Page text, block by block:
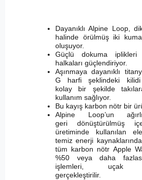
Dayanıklı Alpine Loop,
halinde örülmüş iki
oluşuyor.
Güçlü dokuma iplikleri
halkaları güçlendiriyor.
Aşınmaya dayanıklı
G harfi şeklindeki
kolay bir şekilde
kullanım sağlıyor.
Bu kayış karbon nötr bir
Alpine Loop’un
geri dönüştürülmüş
üretiminde kullanılan
temiz enerji
tüm karbon nötr Apple
%50 veya daha
işlemleri, uçak
gerçekleştirilir.